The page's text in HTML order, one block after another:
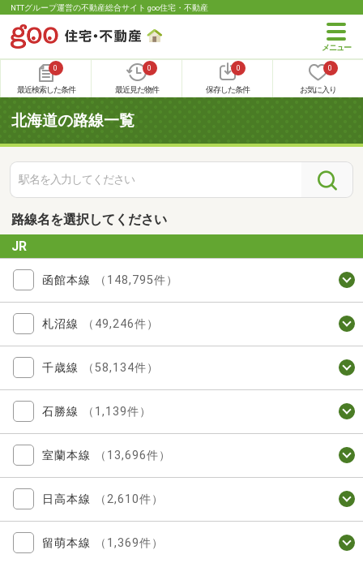
NTTグループ運営の不動産総合サイト goo住宅・不動産
0
最近検索した条件
0
最近見た物件
0
保存した条件
0
お気に入り
北海道の路線一覧
路線名を選択してください
JR
函館本線 （148,795件）
札沼線 （49,246件）
千歳線 （58,134件）
石勝線 （1,139件）
室蘭本線 （13,696件）
日高本線 （2,610件）
留萌本線 （1,369件）